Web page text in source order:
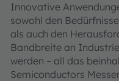
Innovative
sowohl den
als auch den
Bandbreite an
werden – all das
Semiconductors